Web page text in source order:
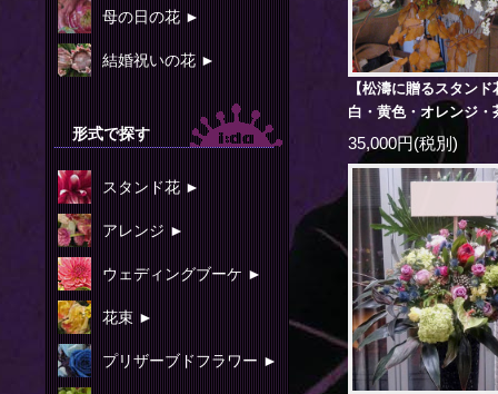
【松濤に贈るスタンド
白・黄色・オレンジ・
35,000円(税別)
母の日の花 ►
結婚祝いの花 ►
形式で探す
スタンド花 ►
アレンジ ►
ウェディングブーケ ►
花束 ►
プリザーブドフラワー ►